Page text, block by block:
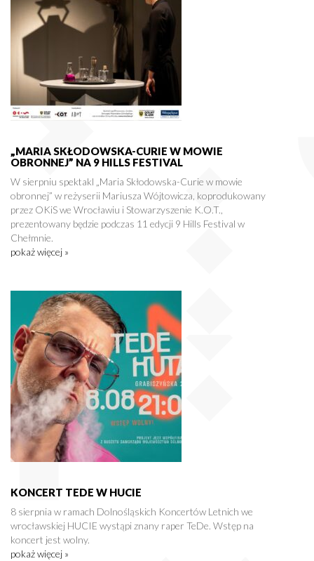
„MARIA SKŁODOWSKA-CURIE W MOWIE
OBRONNEJ” NA 9 HILLS FESTIVAL
W sierpniu spektakl „Maria Skłodowska-Curie w mowie
obronnej” w reżyserii Mariusza Wójtowicza, koprodukowany
przez OKiS we Wrocławiu i Stowarzyszenie K.O.T.,
prezentowany będzie podczas 11 edycji 9 Hills Festival w
Chełmnie.
pokaż więcej »
KONCERT TEDE W HUCIE
8 sierpnia w ramach Dolnośląskich Koncertów Letnich we
wrocławskiej HUCIE wystąpi znany raper TeDe. Wstęp na
koncert jest wolny.
pokaż więcej »